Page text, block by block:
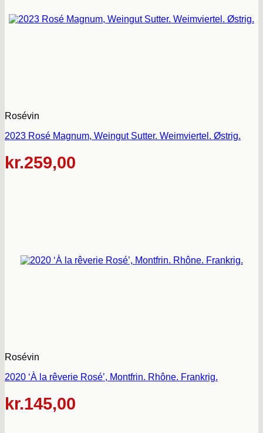
Rosévin
2023 Rosé Magnum, Weingut Sutter. Weimviertel. Østrig.
kr.259,00
Rosévin
2020 ‘À la rêverie Rosé’, Montfrin. Rhône. Frankrig.
kr.145,00